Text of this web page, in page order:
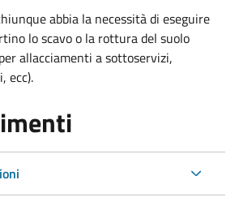
abbia la necessità di eseguire
lo scavo o la rottura del suolo
allacciamenti a sottoservizi,
ecc).